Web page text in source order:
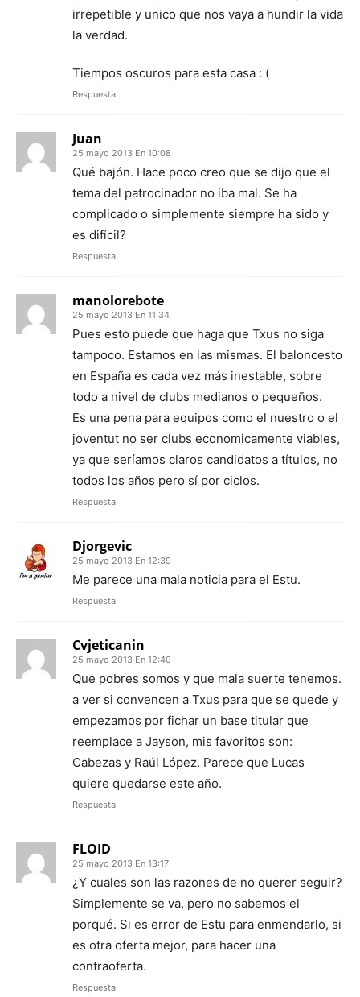
irrepetible y unico que nos vaya a hundir la vida
la verdad.
Tiempos oscuros para esta casa : (
Respuesta
Juan
25 mayo 2013 En 10:08
Qué bajón. Hace poco creo que se dijo que el
tema del patrocinador no iba mal. Se ha
complicado o simplemente siempre ha sido y
es difícil?
Respuesta
manolorebote
25 mayo 2013 En 11:34
Pues esto puede que haga que Txus no siga
tampoco. Estamos en las mismas. El baloncesto
en España es cada vez más inestable, sobre
todo a nivel de clubs medianos o pequeños.
Es una pena para equipos como el nuestro o el
joventut no ser clubs economicamente viables,
ya que seríamos claros candidatos a títulos, no
todos los años pero sí por ciclos.
Respuesta
Djorgevic
25 mayo 2013 En 12:39
Me parece una mala noticia para el Estu.
Respuesta
Cvjeticanin
25 mayo 2013 En 12:40
Que pobres somos y que mala suerte tenemos.
a ver si convencen a Txus para que se quede y
empezamos por fichar un base titular que
reemplace a Jayson, mis favoritos son:
Cabezas y Raúl López. Parece que Lucas
quiere quedarse este año.
Respuesta
FLOID
25 mayo 2013 En 13:17
¿Y cuales son las razones de no querer seguir?
Simplemente se va, pero no sabemos el
porqué. Si es error de Estu para enmendarlo, si
es otra oferta mejor, para hacer una
contraoferta.
Respuesta